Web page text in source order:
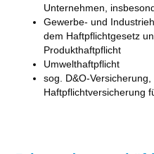
Unternehmen,
Gewerbe- und
dem Haftpflichtgesetz
Produkthaftpflicht
Umwelthaftpflicht
sog. D&O-
Haftpflichtversicherung